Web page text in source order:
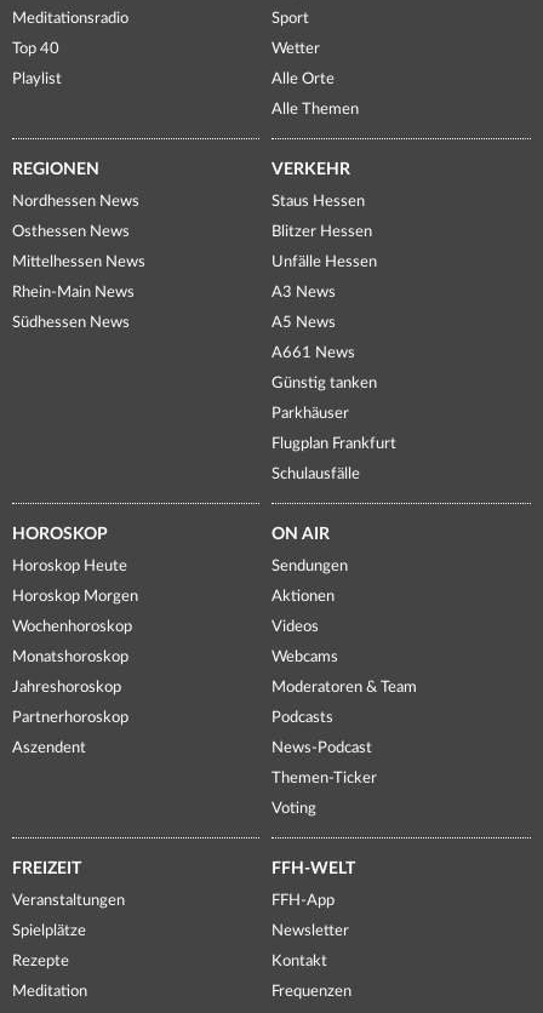
Meditationsradio
Top 40
Playlist
Sport
Wetter
Alle Orte
Alle Themen
REGIONEN
Nordhessen News
Osthessen News
Mittelhessen News
Rhein-Main News
Südhessen News
VERKEHR
Staus Hessen
Blitzer Hessen
Unfälle Hessen
A3 News
A5 News
A661 News
Günstig tanken
Parkhäuser
Flugplan Frankfurt
Schulausfälle
HOROSKOP
Horoskop Heute
Horoskop Morgen
Wochenhoroskop
Monatshoroskop
Jahreshoroskop
Partnerhoroskop
Aszendent
ON AIR
Sendungen
Aktionen
Videos
Webcams
Moderatoren & Team
Podcasts
News-Podcast
Themen-Ticker
Voting
FREIZEIT
Veranstaltungen
Spielplätze
Rezepte
Meditation
FFH-WELT
FFH-App
Newsletter
Kontakt
Frequenzen